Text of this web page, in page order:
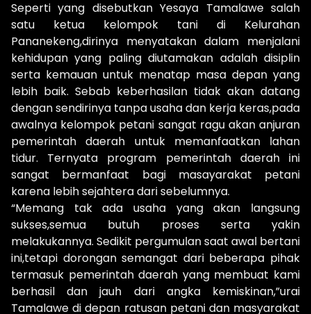
Seperti yang disebutkan Yesaya Tamalawe salah
satu ketua kelompok tani di Kelurahan
Pananekeng,dirinya menyatakan dalam menjalani
kehidupan yang paling diutamakan adalah disiplin
serta kemauan untuk menatap masa depan yang
lebih baik. Sebab keberhasilan tidak akan datang
dengan sendirinya tanpa usaha dan kerja keras,pada
awalnya kelompok petani sangat ragu akan anjuran
pemerintah daerah untuk memanfaatkan lahan
tidur. Ternyata program pemerintah daerah ini
sangat bermanfaat bagi masayarakat petani
karena lebih sejahtera dari sebelumnya.
“Memang tak ada usaha yang akan langsung
sukses,semua butuh proses serta yakin
melakukannya. Sedikit pergumulan saat awal bertani
ini,tetapi dorongan semangat dari beberapa pihak
termasuk pemerintah daerah yang membuat kami
berhasil dan jauh dari angka kemiskinan,”urai
Tamalawe di depan ratusan petani dan masyarakat